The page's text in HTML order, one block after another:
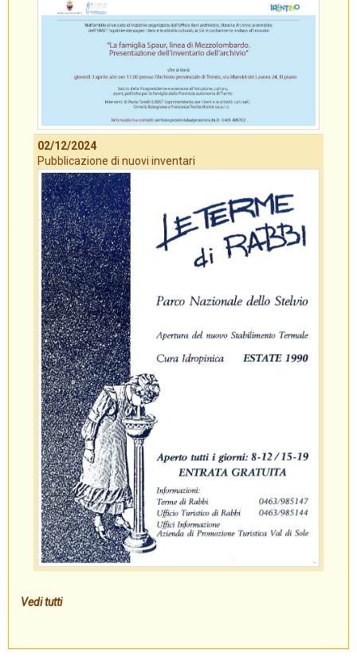
02/12/2024
Pubblicazione di nuovi inventari
Vedi tutti